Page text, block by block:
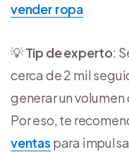
vender ropa
💡Tip de experto:
cerca de 2 mil
generar un
Por eso, te
ventas para